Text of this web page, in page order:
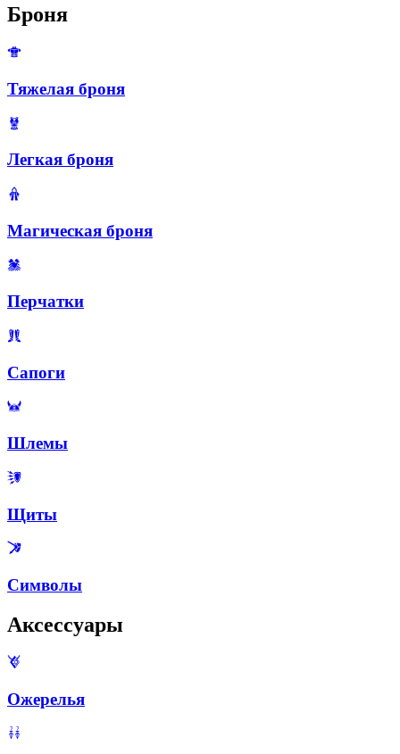
Броня
Тяжелая броня
Легкая броня
Магическая броня
Перчатки
Сапоги
Шлемы
Щиты
Символы
Аксессуары
Ожерелья